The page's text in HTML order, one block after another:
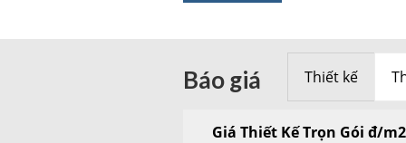
Báo giá Thiết kế
Giá Thiết Kế Trọn Gói đ/m2